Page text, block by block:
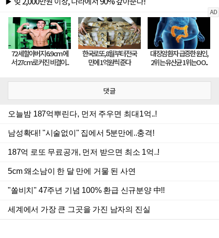
댓글